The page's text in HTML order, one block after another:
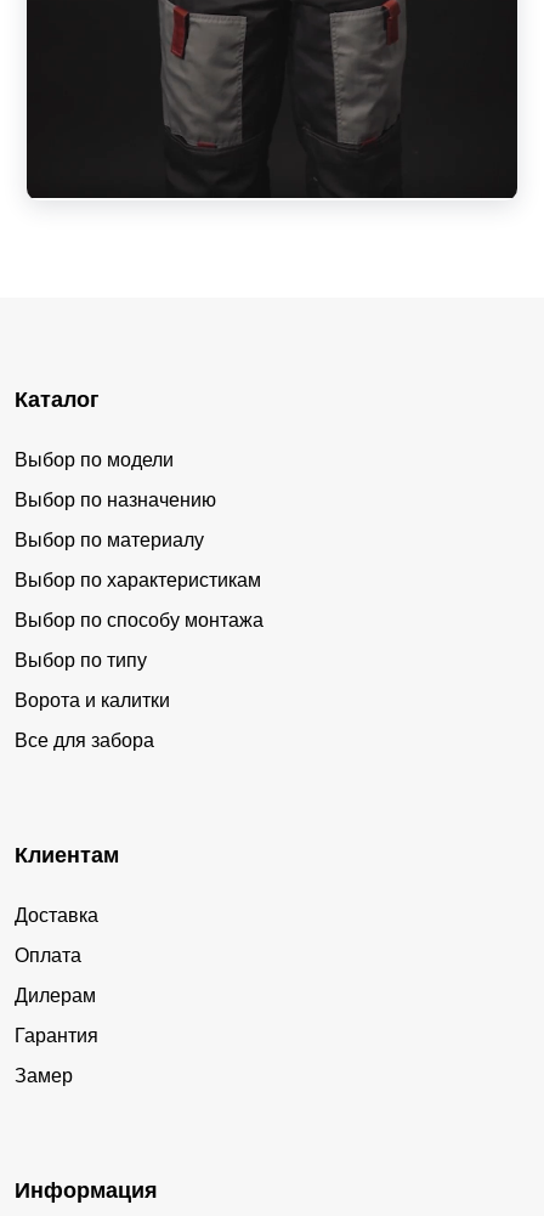
Каталог
Выбор по модели
Выбор по назначению
Выбор по материалу
Выбор по характеристикам
Выбор по способу монтажа
Выбор по типу
Ворота и калитки
Все для забора
Клиентам
Доставка
Оплата
Дилерам
Гарантия
Замер
Информация